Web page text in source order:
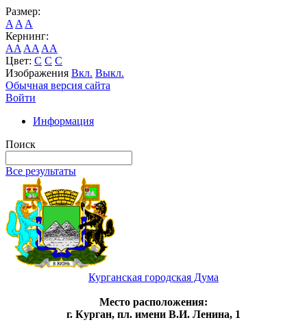
Размер:
A A A
Кернинг:
AA AA AA
Цвет: C C C
Изображения Вкл. Выкл.
Обычная версия сайта
Войти
Информация
Поиск
Все результаты
Курганская городская Дума
Место расположения:
г. Курган, пл. имени В.И. Ленина, 1